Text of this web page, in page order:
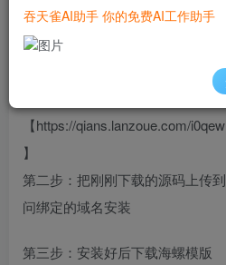
【https://qians.lanzoue.com/
】
第二步：把刚刚下载的源码上传
问绑定的域名安装
第三步：安装好后下载海螺模版
吞天雀AI助手 你的免费AI工作助手